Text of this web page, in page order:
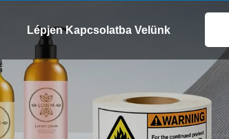
Lépjen Kapcsolatba Velünk